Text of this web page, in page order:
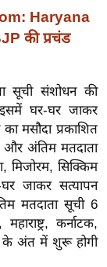
Haryana
की प्रचंड
सूची संशोधन की
घर-घर जाकर
मसौदा प्रकाशित
और अंतिम मतदाता
मिजोरम, सिक्किम
जाकर सत्यापन
मतदाता सूची 6
कर्नाटक,
के अंत में शुरू होगी